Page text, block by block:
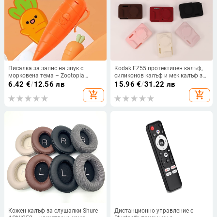
Писалка за запис на звук с
морковена тема – Zootopia
канцелария, USB 2.0, 1 микрофон,
AA батерия, без дисплей, без
карта памет
6.42 €/12.56 лв
add_shopping_cart
Kodak FZ55 протективен калъф,
силиконов калъф и мек калъф за
преносима CCD цифрова камера
15.96 €/31.22 лв
add_shopping_cart
Кожен калъф за слушалки Shure
Дистанционно управление с